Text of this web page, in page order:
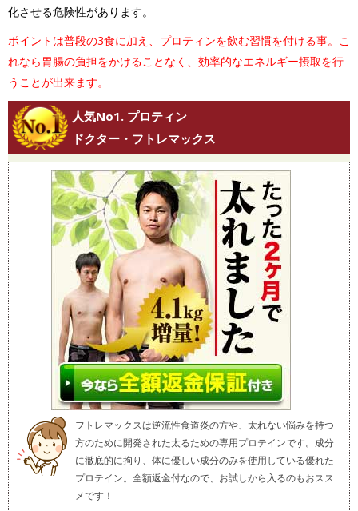
化させる危険性があります。
ポイントは普段の3食に加え、プロティンを飲む習慣を付ける事。こ
れなら胃腸の負担をかけることなく、効率的なエネルギー摂取を行
うことが出来ます。
人気No1. プロティン
ドクター・フトレマックス
フトレマックスは逆流性食道炎の方や、太れない悩みを持つ
方のために開発された太るための専用プロテインです。成分
に徹底的に拘り、体に優しい成分のみを使用している優れた
プロテイン。全額返金付なので、お試しから入るのもおスス
メです！